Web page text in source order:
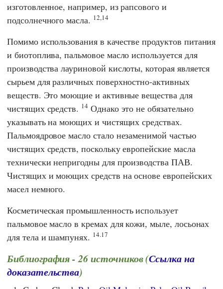
изготовленное, например, из рапсового и
подсолнечного масла. 12,14
Помимо использования в качестве продуктов питания
и биотоплива, пальмовое масло используется для
производства лауриновой кислоты, которая является
сырьем для различных поверхностно-активных
веществ. Это моющие и активные вещества для
чистящих средств. 14 Однако это не обязательно
указывать на моющих и чистящих средствах.
Пальмоядровое масло стало незаменимой частью
чистящих средств, поскольку европейские масла
технически непригодны для производства ПАВ.
Чистящих и моющих средств на основе европейских
масел немного.
Косметическая промышленность использует
пальмовое масло в кремах для кожи, мыле, лосьонах
для тела и шампунях. 14.17
Библиография - 26 источников (Ссылка на
доказательства)